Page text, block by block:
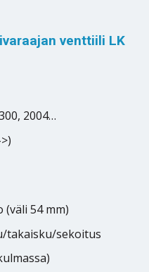
venttiili LK
2004…
(väli 54 mm)
takaisku/sekoitus